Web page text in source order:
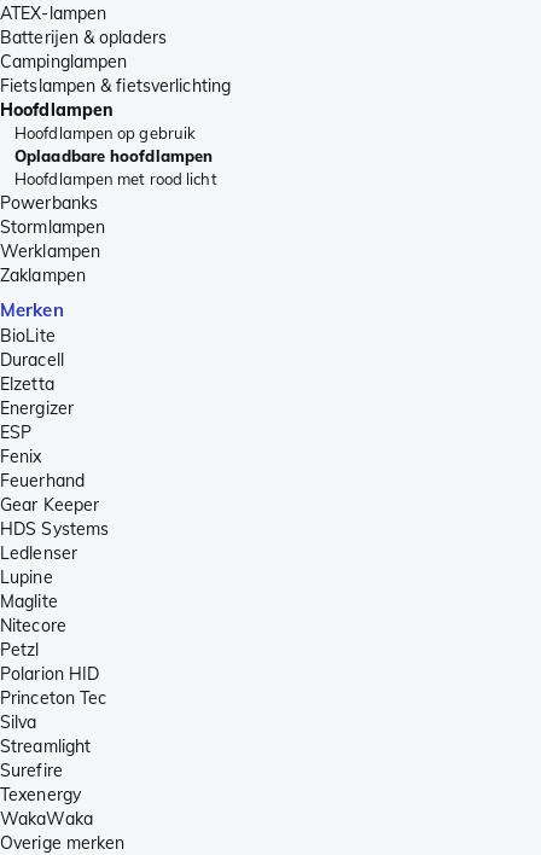
ATEX-lampen
Batterijen & opladers
Campinglampen
Fietslampen & fietsverlichting
Hoofdlampen
Hoofdlampen op gebruik
Oplaadbare hoofdlampen
Hoofdlampen met rood licht
Powerbanks
Stormlampen
Werklampen
Zaklampen
Merken
BioLite
Duracell
Elzetta
Energizer
ESP
Fenix
Feuerhand
Gear Keeper
HDS Systems
Ledlenser
Lupine
Maglite
Nitecore
Petzl
Polarion HID
Princeton Tec
Silva
Streamlight
Surefire
Texenergy
WakaWaka
Overige merken